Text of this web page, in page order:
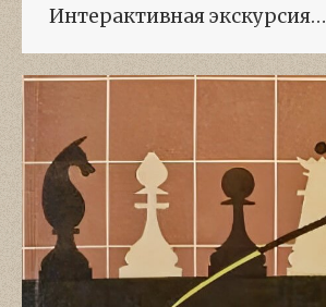
Интерактивная экскурсия…